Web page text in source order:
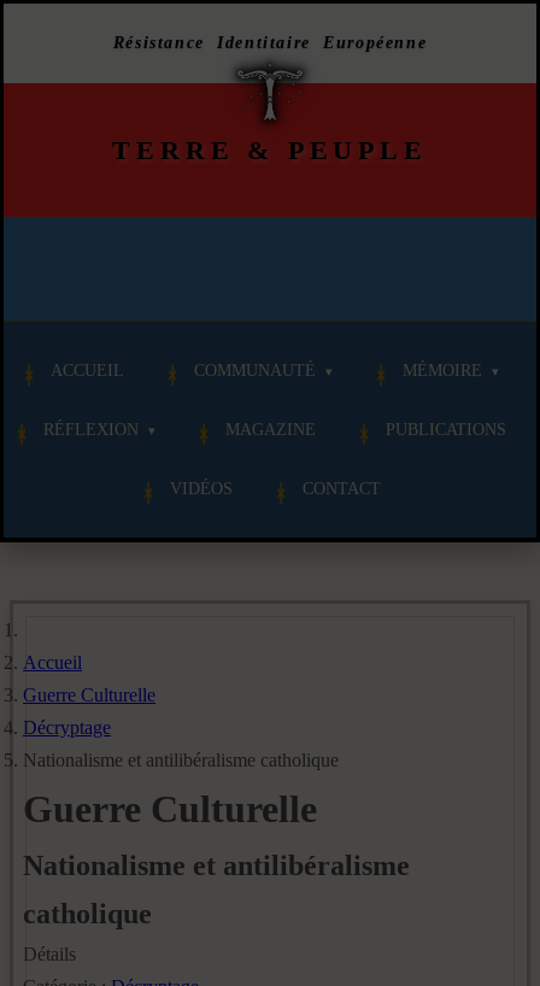
Résistance Identitaire Européenne
TERRE & PEUPLE
ACCUEIL COMMUNAUTÉ MÉMOIRE
RÉFLEXION MAGAZINE PUBLICATIONS
VIDÉOS CONTACT
Accueil
Guerre Culturelle
Décryptage
Nationalisme et antilibéralisme catholique
Guerre Culturelle
Nationalisme et antilibéralisme
catholique
Détails